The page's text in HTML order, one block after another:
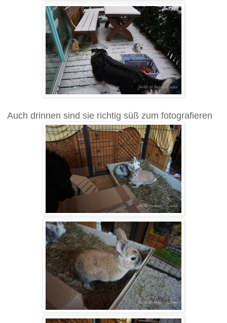
Auch drinnen sind sie richtig süß zum fotografieren